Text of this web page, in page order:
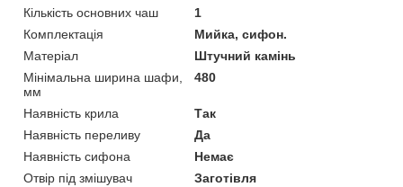
Кількість основних чаш
1
Комплектація
Мийка, сифон.
Матеріал
Штучний камінь
Мінімальна ширина шафи,
мм
480
Наявність крила
Так
Наявність переливу
Да
Наявність сифона
Немає
Отвір під змішувач
Заготівля